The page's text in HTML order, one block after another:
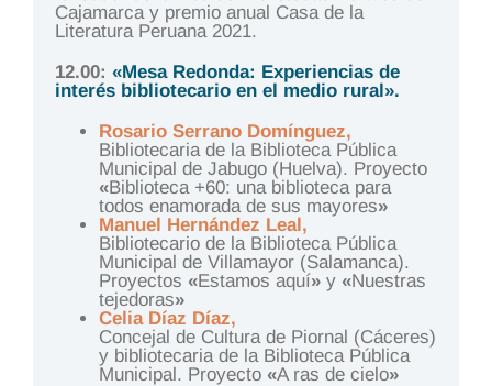
Cajamarca y premio anual Casa de la
Literatura Peruana 2021.
12.00: «Mesa Redonda: Experiencias de
interés bibliotecario en el medio rural».
Rosario Serrano Domínguez,
Bibliotecaria de la Biblioteca Pública
Municipal de Jabugo (Huelva). Proyecto
«Biblioteca +60: una biblioteca para
todos enamorada de sus mayores»
Manuel Hernández Leal,
Bibliotecario de la Biblioteca Pública
Municipal de Villamayor (Salamanca).
Proyectos «Estamos aquí»y «Nuestras
tejedoras»
Celia Díaz Díaz,
Concejal de Cultura de Piornal (Cáceres)
y bibliotecaria de la Biblioteca Pública
Municipal. Proyecto «A ras de cielo»